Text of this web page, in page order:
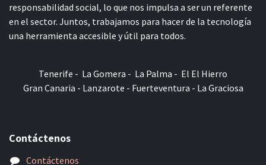
responsabilidad social, lo que nos impulsa a ser un referente
en el sector. Juntos, trabajamos para hacer de la tecnología
una herramienta accesible y útil para todos.
Tenerife - La Gomera - La Palma - El El Hierro
Gran Canaria - Lanzarote - Fuerteventura - La Graciosa
Contáctenos
Contáctenos